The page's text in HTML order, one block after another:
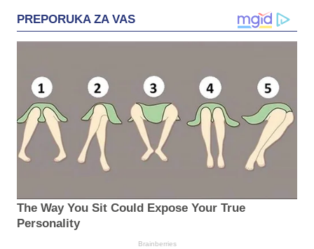
PREPORUKA ZA VAS
The Way You Sit Could Expose Your True
Personality
Brainberries